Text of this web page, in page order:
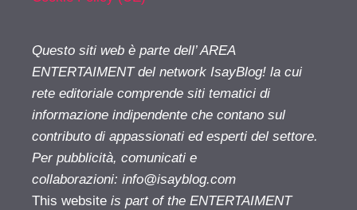
Questo siti web è parte dell’ AREA
ENTERTAIMENT del network IsayBlog! la cui
rete editoriale comprende siti tematici di
informazione indipendente che contano sul
contributo di appassionati ed esperti del settore.
Per pubblicità, comunicati e
collaborazioni: info@isayblog.com
This website is part of the ENTERTAIMENT